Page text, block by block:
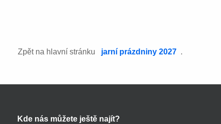
Zpět na hlavní stránku jarní prázdniny 2027 .
Kde nás můžete ještě najít?